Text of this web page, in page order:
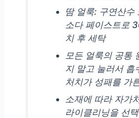
땀 얼룩: 구연산수
소다 페이스트로
치 후 세탁
모든 얼룩의 공통
지 말고 눌러서
처치가 성패를 가
소재에 따라 자가
라이클리닝을 선